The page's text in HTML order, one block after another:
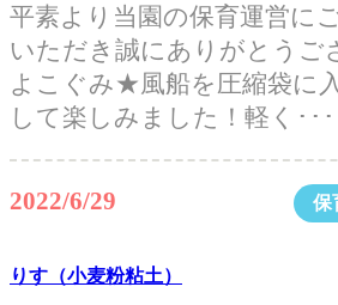
平素より当園の保育運営に
いただき誠にありがとう
よこぐみ★風船を圧縮袋に
して楽しみました！軽く･･･
2022/6/29 保
りす（小麦粉粘土）